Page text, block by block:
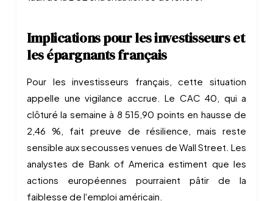
Implications pour les investisseurs et
les épargnants français
Pour les investisseurs français, cette situation
appelle une vigilance accrue. Le CAC 40, qui a
clôturé la semaine à 8 515,90 points en hausse de
2,46 %, fait preuve de résilience, mais reste
sensible aux secousses venues de Wall Street. Les
analystes de Bank of America estiment que les
actions européennes pourraient pâtir de la
faiblesse de l'emploi américain.